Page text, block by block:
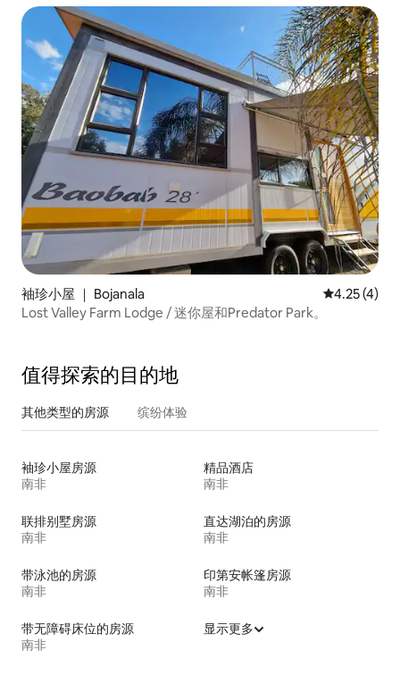
袖珍小屋 ｜ Bojanala 平均评分
4.25 (4)
Lost Valley Farm Lodge / 迷你屋和Predator Park。
值得探索的目的地
其他类型的房源 缤纷体验
袖珍小屋房源
南非
精品酒店
南非
联排别墅房源
南非
直达湖泊的房源
南非
带泳池的房源
南非
印第安帐篷房源
南非
带无障碍床位的房源
南非
显示更多